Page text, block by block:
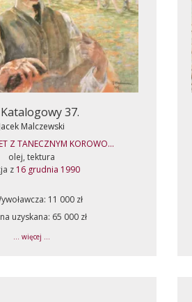
37.
Jacek Malczewski
Z TANECZNYM KOROWO...
olej, tektura
z 16 grudnia 1990
11 000 zł
uzyskana: 65 000 zł
... więcej ...